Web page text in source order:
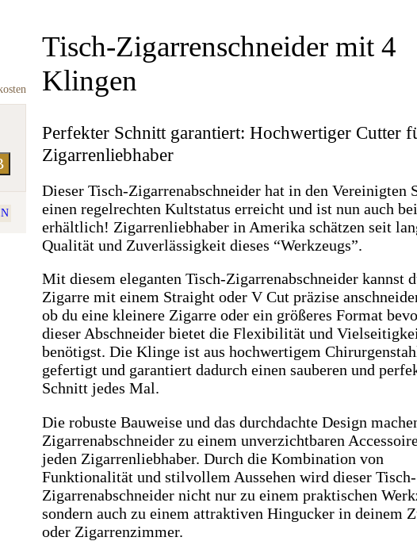
Tisch-Zigarrenschneider mit 4
Klingen
Perfekter Schnitt garantiert: Hochwertiger Cutter
Zigarrenliebhaber
Dieser Tisch-Zigarrenabschneider hat in den Vereinigten
einen regelrechten Kultstatus erreicht und ist nun auch
erhältlich! Zigarrenliebhaber in Amerika schätzen seit
Qualität und Zuverlässigkeit dieses “Werkzeugs”.
Mit diesem eleganten Tisch-Zigarrenabschneider kannst
Zigarre mit einem Straight oder V Cut präzise
ob du eine kleinere Zigarre oder ein größeres Format
dieser Abschneider bietet die Flexibilität und
benötigst. Die Klinge ist aus hochwertigem
gefertigt und garantiert dadurch einen sauberen und
Schnitt jedes Mal.
Die robuste Bauweise und das durchdachte Design
Zigarrenabschneider zu einem unverzichtbaren
jeden Zigarrenliebhaber. Durch die Kombination von
Funktionalität und stilvollem Aussehen wird dieser Tisch-
Zigarrenabschneider nicht nur zu einem praktischen
sondern auch zu einem attraktiven Hingucker in deinem
oder Zigarrenzimmer.